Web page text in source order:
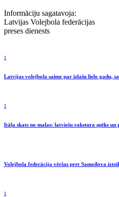
Informāciju sagatavoja:
Latvijas Volejbola federācijas
preses dienests
1
Latvijas volejbola saime par izlašu lielo gadu,
1
Itāļa skats no malas: latviešu rakstura spēks un
Volejbola federācija vēršas pret Samoilova
1